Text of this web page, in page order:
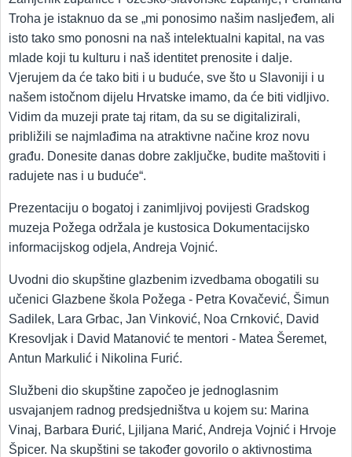
Troha je istaknuo da se „mi ponosimo našim nasljeđem, ali
isto tako smo ponosni na naš intelektualni kapital, na vas
mlade koji tu kulturu i naš identitet prenosite i dalje.
Vjerujem da će tako biti i u buduće, sve što u Slavoniji i u
našem istočnom dijelu Hrvatske imamo, da će biti vidljivo.
Vidim da muzeji prate taj ritam, da su se digitalizirali,
približili se najmlađima na atraktivne načine kroz novu
građu. Donesite danas dobre zaključke, budite maštoviti i
radujete nas i u buduće“.
Prezentaciju o bogatoj i zanimljivoj povijesti Gradskog
muzeja Požega održala je kustosica Dokumentacijsko
informacijskog odjela, Andreja Vojnić.
Uvodni dio skupštine glazbenim izvedbama obogatili su
učenici Glazbene škola Požega - Petra Kovačević, Šimun
Sadilek, Lara Grbac, Jan Vinković, Noa Crnković, David
Kresovljak i David Matanović te mentori - Matea Šeremet,
Antun Markulić i Nikolina Furić.
Službeni dio skupštine započeo je jednoglasnim
usvajanjem radnog predsjedništva u kojem su: Marina
Vinaj, Barbara Đurić, Ljiljana Marić, Andreja Vojnić i Hrvoje
Špicer. Na skupštini se također govorilo o aktivnostima